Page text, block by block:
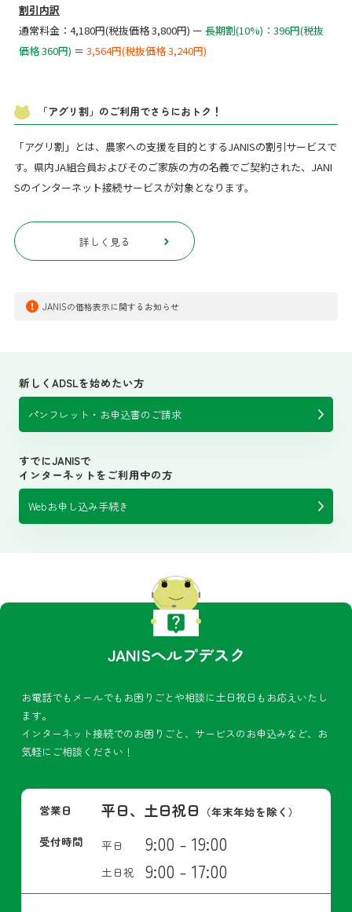
割引内訳
通常料金：4,180円(税抜価格 3,800円) ー 長期割(10%)：396円(税抜
価格 360円) ＝ 3,564円(税抜価格 3,240円)
「アグリ割」のご利用でさらにおトク！
「アグリ割」とは、農家への支援を目的とするJANISの割引サービスで
す。県内JA組合員およびそのご家族の方の名義でご契約された、JANI
Sのインターネット接続サービスが対象となります。
詳しく見る
JANISの価格表示に関するお知らせ
新しくADSLを始めたい方
パンフレット・お申込書のご請求
すでにJANISで
インターネットをご利用中の方
Webお申し込み手続き
JANISヘルプデスク
お電話でもメールでもお困りごとや相談に土日祝日もお応えいたし
ます。
インターネット接続でのお困りごと、サービスのお申込みなど、お
気軽にご相談ください！
営業日 平日、土日祝日 （年末年始を除く）
受付時間
平日 9:00 - 19:00
土日祝 9:00 - 17:00